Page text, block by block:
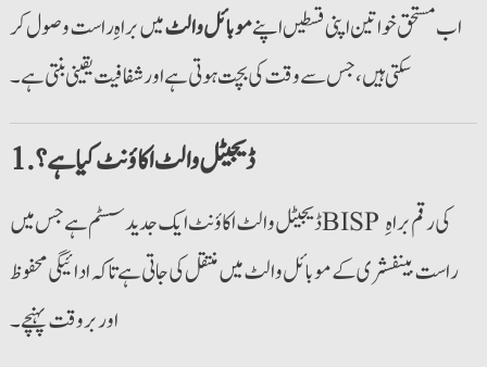
اب مستحق خواتین اپنی قسطیں اپنےموبائل والٹمیں براہِ راست وصول کر
سکتی ہیں، جس سے وقت کی بچت ہوتی ہے اور شفافیت یقینی بنتی ہے۔
1. ڈیجیٹل والٹ اکاؤنٹ کیا ہے؟
ڈیجیٹل والٹ اکاؤنٹ ایک جدید سسٹم ہے جس میں BISP کی رقم براہِ
راست بینفشری کے موبائل والٹ میں منتقل کی جاتی ہے تاکہ ادائیگی محفوظ
اور بروقت پہنچے۔